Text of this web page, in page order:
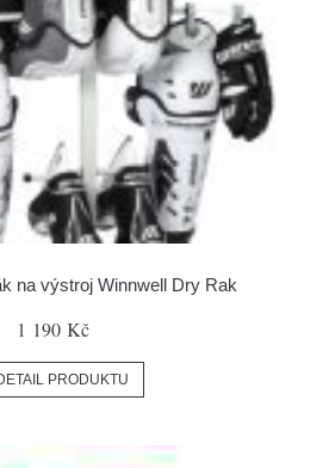
na výstroj Winnwell Dry Rak
1 190 Kč
PRODUKTU